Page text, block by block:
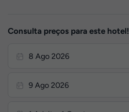
Consulta preços para este hotel!